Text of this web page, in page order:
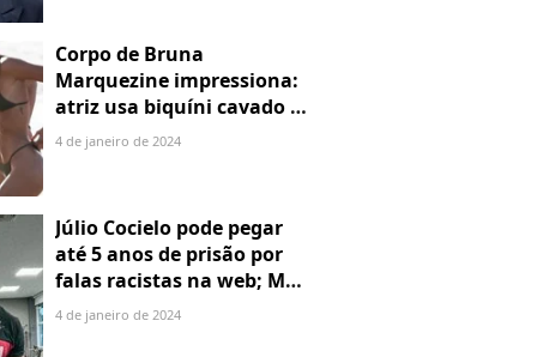
Corpo de Bruna
Marquezine impressiona:
atriz usa biquíni cavado e
body chain ao chegar em
Noronha
4 de janeiro de 2024
Júlio Cocielo pode pegar
até 5 anos de prisão por
falas racistas na web; MPF
identificou 9 posts com
preconceito racial
4 de janeiro de 2024